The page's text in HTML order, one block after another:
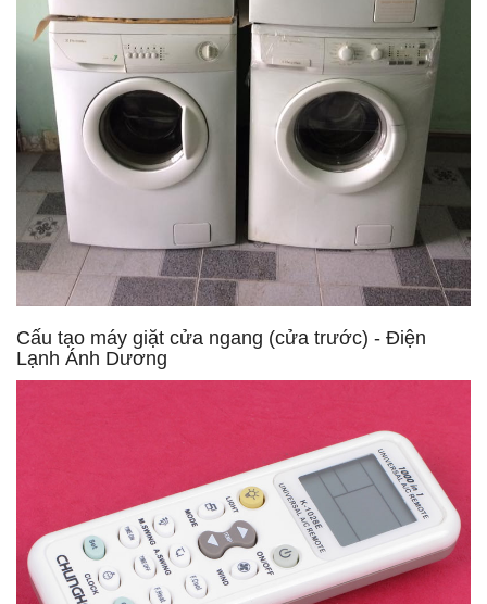
Cấu tạo máy giặt cửa ngang (cửa trước) - Điện
Lạnh Ánh Dương